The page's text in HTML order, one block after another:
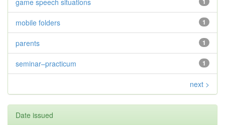
game speech situations
1
mobile folders
1
parents
1
seminar–practicum
next >
Date issued